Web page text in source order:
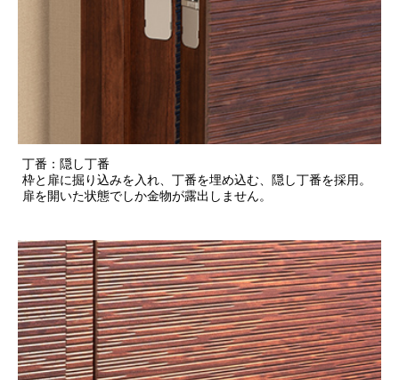
丁番：隠し丁番
枠と扉に掘り込みを入れ、丁番を埋め込む、隠し丁番を採用。
扉を開いた状態でしか金物が露出しません。